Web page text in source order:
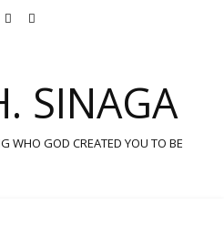
SINAGA
WHO GOD CREATED YOU TO BE